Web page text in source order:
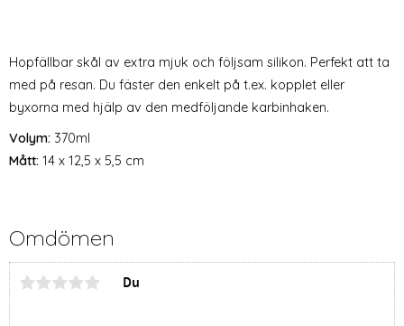
Hopfällbar skål av extra mjuk och följsam silikon. Perfekt att ta
med på resan. Du fäster den enkelt på t.ex. kopplet eller
byxorna med hjälp av den medföljande karbinhaken.
Volym: 370ml
Mått: 14 x 12,5 x 5,5 cm
Omdömen
Du